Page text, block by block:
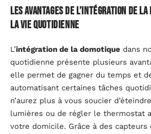
Les avantages de l’intégration de la
la vie quotidienne
L’intégration de la domotique dans
quotidienne présente plusieurs
elle permet de gagner du temps et
automatisant certaines tâches
n’aurez plus à vous soucier
lumières ou de régler le thermostat
votre domicile. Grâce à des